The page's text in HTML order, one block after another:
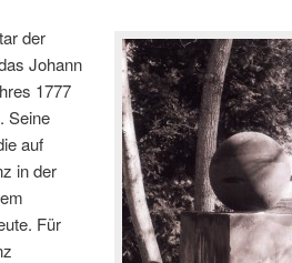
der
Johann
1777
Seine
auf
in der
Für